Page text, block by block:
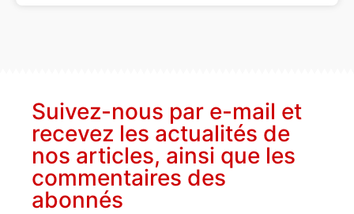
Suivez-nous par e-mail et
recevez les actualités de
nos articles, ainsi que les
commentaires des
abonnés